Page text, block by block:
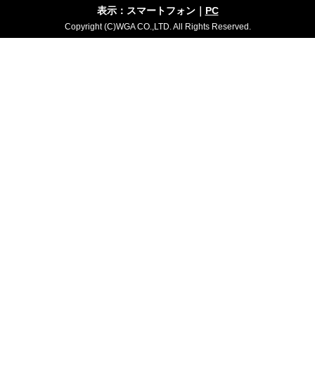
表示：スマートフォン｜ PC
Copyright (C)WGA CO.,LTD. All Rights Reserved.